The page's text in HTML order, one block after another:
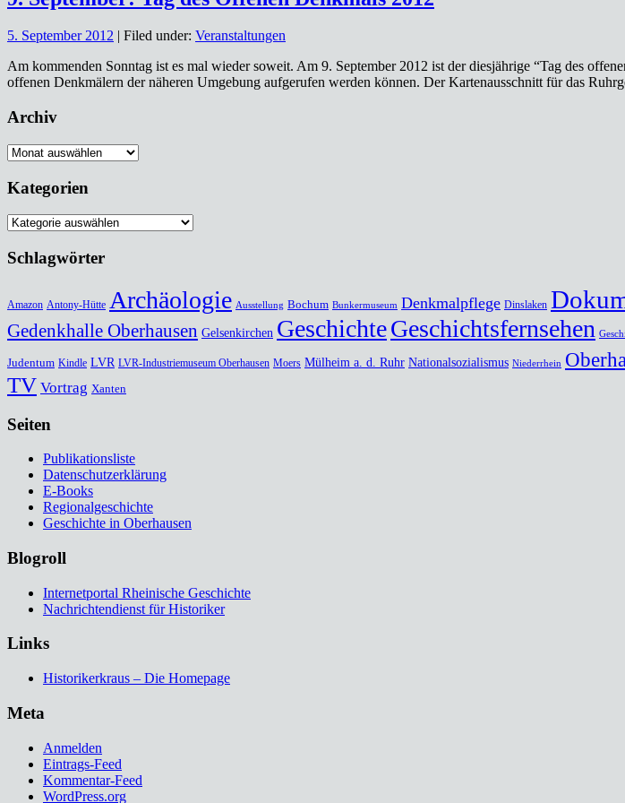
5. September 2012 | Filed under: Veranstaltungen
Am kommenden Sonntag ist es mal wieder soweit. Am 9. September 2012 ist der diesjährige “Tag des
offenen Denkmälern der näheren Umgebung aufgerufen werden können. Der Kartenausschnitt für das
Archiv
Archiv
Kategorien
Kategorien
Schlagwörter
Amazon Antony-Hütte Archäologie Ausstellung Bochum Bunkermuseum Denkmalpflege Dinslaken
Gedenkhalle Oberhausen Gelsenkirchen GeschichteGeschichtsfernsehen
Judentum Kindle LVR LVR-Industriemuseum Oberhausen Moers Mülheim a. d. Ruhr Nationalsozialismus Niederrhein
TV Vortrag Xanten
Seiten
Publikationsliste
Datenschutzerklärung
E-Books
Regionalgeschichte
Geschichte in Oberhausen
Blogroll
Internetportal Rheinische Geschichte
Nachrichtendienst für Historiker
Links
Historikerkraus – Die Homepage
Meta
Anmelden
Eintrags-Feed
Kommentar-Feed
WordPress.org